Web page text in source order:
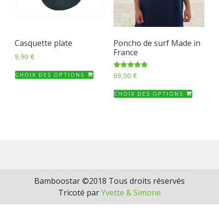
page
Casquette plate
9,90 €
CHOIX DES OPTIONS
Ce
produit
choisies
sur
la
Poncho de surf Made in
France
Note
5.00
69,00 €
CHOIX DES OPTIONS
Ce
produit
sur
Bamboostar ©2018 Tous droits réservés
Tricoté parYvette & Simone